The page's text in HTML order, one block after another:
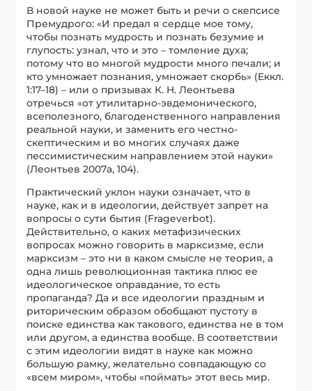
В новой науке не может быть и речи о скепсисе
Премудрого: «И предал я сердце мое тому,
чтобы познать мудрость и познать безумие и
глупость: узнал, что и это – томление духа;
потому что во многой мудрости много печали; и
кто умножает познания, умножает скорбь» (Еккл.
1:17–18) – или о призывах К. Н. Леонтьева
отречься «от утилитарно-эвдемонического,
всеполезного, благоденственного направления
реальной науки, и заменить его честно-
скептическим и во многих случаях даже
пессимистическим направлением этой науки»
(Леонтьев 2007a, 104).
Практический уклон науки означает, что в
науке, как и в идеологии, действует запрет на
вопросы о сути бытия (Frageverbot).
Действительно, о каких метафизических
вопросах можно говорить в марксизме, если
марксизм – это ни в каком смысле не теория, а
одна лишь революционная тактика плюс ее
идеологическое оправдание, то есть
пропаганда? Да и все идеологии праздным и
риторическим образом обобщают пустоту в
поиске единства как такового, единства не в том
или другом, а единства вообще. В соответствии
с этим идеологии видят в науке как можно
большую рамку, желательно совпадающую со
«всем миром», чтобы «поймать» этот весь мир.